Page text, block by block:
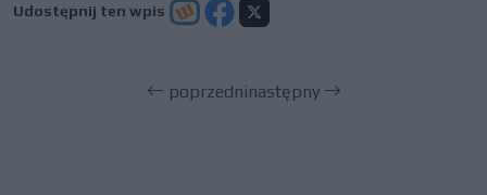
Udostępnij ten wpis
poprzedninastępny